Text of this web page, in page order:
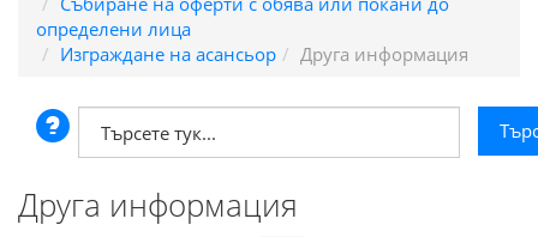
определени лица
Изграждане на асансьор
Друга информация
Друга информация